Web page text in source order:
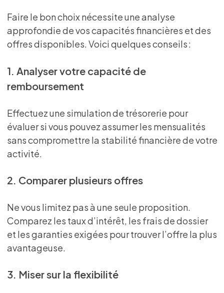
Faire le bon choix nécessite une analyse
approfondie de vos capacités financières et des
offres disponibles. Voici quelques conseils :
1. Analyser votre capacité de
remboursement
Effectuez une simulation de trésorerie pour
évaluer si vous pouvez assumer les mensualités
sans compromettre la stabilité financière de votre
activité.
2. Comparer plusieurs offres
Ne vous limitez pas à une seule proposition.
Comparez les taux d’intérêt, les frais de dossier
et les garanties exigées pour trouver l’offre la plus
avantageuse.
3. Miser sur la flexibilité